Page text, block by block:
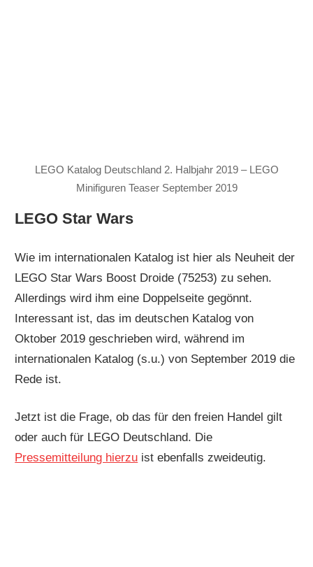
LEGO Katalog Deutschland 2. Halbjahr 2019 – LEGO
Minifiguren Teaser September 2019
LEGO Star Wars
Wie im internationalen Katalog ist hier als Neuheit der
LEGO Star Wars Boost Droide (75253) zu sehen.
Allerdings wird ihm eine Doppelseite gegönnt.
Interessant ist, das im deutschen Katalog von
Oktober 2019 geschrieben wird, während im
internationalen Katalog (s.u.) von September 2019 die
Rede ist.
Jetzt ist die Frage, ob das für den freien Handel gilt
oder auch für LEGO Deutschland. Die
Pressemitteilung hierzu ist ebenfalls zweideutig.